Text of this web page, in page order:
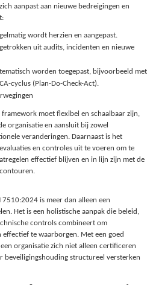
aanpast aan nieuwe bedreigingen en
wordt herzien en aangepast.
uit audits, incidenten en nieuwe
worden toegepast, bijvoorbeeld met
cyclus (Plan-Do-Check-Act).
framework moet flexibel en schaalbaar zijn,
organisatie en aansluit bij zowel
veranderingen. Daarnaast is het
en controles uit te voeren om te
effectief blijven en in lijn zijn met de
is meer dan alleen een
Het is een holistische aanpak die beleid,
controls combineert om
te waarborgen. Met een goed
organisatie zich niet alleen certificeren
beveiligingshouding structureel versterken